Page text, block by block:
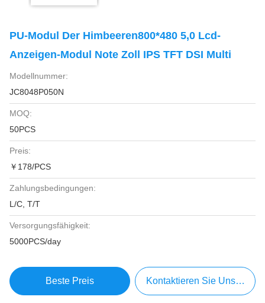
PU-Modul Der Himbeeren800*480 5,0 Lcd-
Anzeigen-Modul Note Zoll IPS TFT DSI Multi
Modellnummer:
JC8048P050N
MOQ:
50PCS
Preis:
￥178/PCS
Zahlungsbedingungen:
L/C, T/T
Versorgungsfähigkeit:
5000PCS/day
Beste Preis Kontaktieren Sie Uns Jetzt